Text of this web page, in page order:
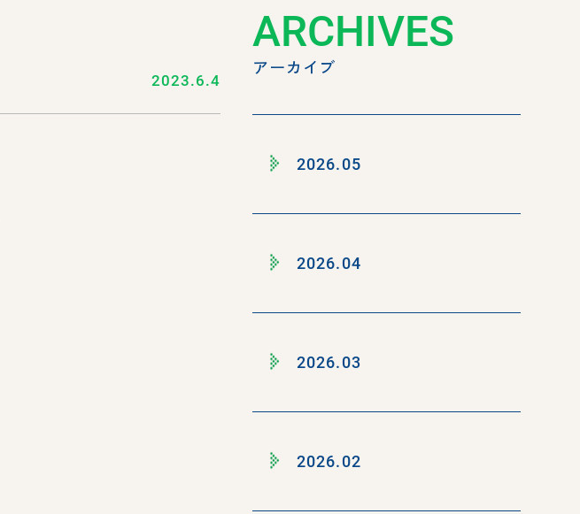
2023.6.4
ARCHIVES
アーカイブ
2026.05
2026.04
2026.03
2026.02